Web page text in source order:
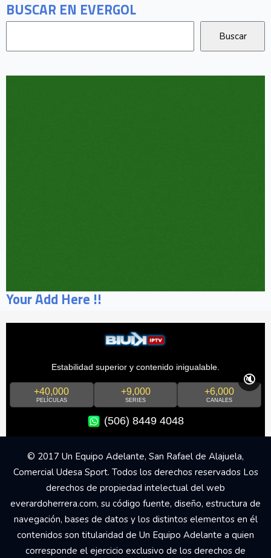
BUSCAR EN EVERGOL
Your Add Here !!
Estabilidad superior y contenido inigualable.
+40,000
PELÍCULAS
+9,000
SERIES
+6,000
CANALES
(506) 8449 4048
🔇
© 2017 Un Equipo Adelante, San Rafael de Alajuela,
Comercial Udesa Sport. Todos los derechos reservados Los
derechos de propiedad intelectual del web
everardoherrera.com, su código fuente, diseño, estructura de
navegación, bases de datos y los distintos elementos en él
contenidos son titularidad de Un Equipo Adelante a quien
corresponde el ejercicio exclusivo de los derechos de